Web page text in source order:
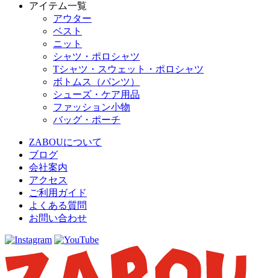
アイテム一覧
アウター
ベスト
ニット
シャツ・ポロシャツ
Tシャツ・スウェット・ポロシャツ
ボトムス（パンツ）
シューズ・ケア用品
ファッション小物
バッグ・ポーチ
ZABOUについて
ブログ
会社案内
アクセス
ご利用ガイド
よくある質問
お問い合わせ